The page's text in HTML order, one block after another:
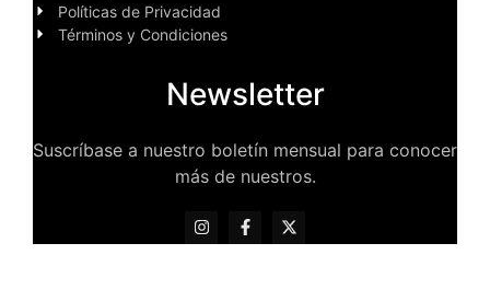
Políticas de Privacidad
Términos y Condiciones
Newsletter
Suscríbase a nuestro boletín mensual para conocer
más de nuestros.